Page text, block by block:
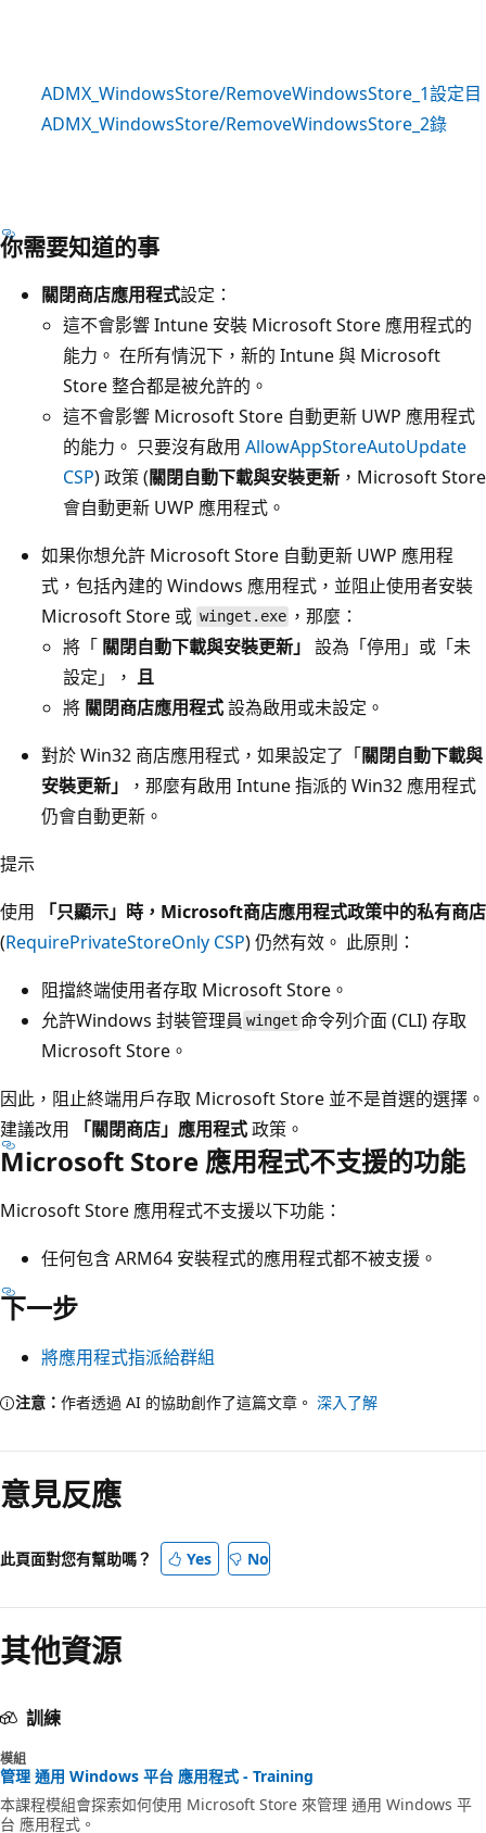
ADMX_WindowsStore/RemoveWindowsStore_1
ADMX_WindowsStore/RemoveWindowsStore_2
設定目
錄
你需要知道的事
關閉商店應用程式設定：
這不會影響 Intune 安裝 Microsoft Store 應用程式的
能力。 在所有情況下，新的 Intune 與 Microsoft
Store 整合都是被允許的。
這不會影響 Microsoft Store 自動更新 UWP 應用程式
的能力。 只要沒有啟用 AllowAppStoreAutoUpdate
CSP) 政策 (關閉自動下載與安裝更新 ，Microsoft Store
會自動更新 UWP 應用程式。
如果你想允許 Microsoft Store 自動更新 UWP 應用程
式，包括內建的 Windows 應用程式，並阻止使用者安裝
Microsoft Store 或 winget.exe ，那麼：
將「 關閉自動下載與安裝更新」 設為「停用」或「未
設定」， 且
將 關閉商店應用程式設為啟用或未設定。
對於 Win32 商店應用程式，如果設定了「關閉自動下載與
安裝更新」
，那麼有啟用 Intune 指派的 Win32 應用程式
仍會自動更新。
提示
使用
「只顯示」時，Microsoft商店應用程式政策中的私有商店
(RequirePrivateStoreOnly CSP) 仍然有效。 此原則：
阻擋終端使用者存取 Microsoft Store。
允許Windows 封裝管理員 winget 命令列介面 (CLI) 存取
Microsoft Store。
因此，阻止終端用戶存取 Microsoft Store 並不是首選的選擇。
建議改用
「關閉商店」應用程式政策。
Microsoft Store 應用程式不支援的功能
Microsoft Store 應用程式不支援以下功能：
任何包含 ARM64 安裝程式的應用程式都不被支援。
下一步
將應用程式指派給群組
注意： 作者透過 AI 的協助創作了這篇文章。 深入了解
意見反應
此頁面對您有幫助嗎？ Yes No
其他資源
訓練
模組
管理 通用 Windows 平台 應用程式 - Training
本課程模組會探索如何使用 Microsoft Store 來管理 通用 Windows 平
台 應用程式。